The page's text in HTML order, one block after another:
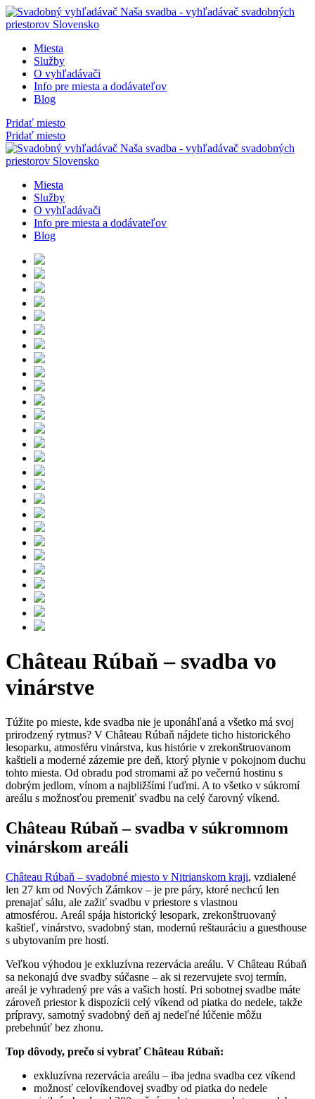
Miesta
Služby
O vyhľadávači
Info pre miesta a dodávateľov
Blog
Pridať miesto
Pridať miesto
Miesta
Služby
O vyhľadávači
Info pre miesta a dodávateľov
Blog
Château Rúbaň – svadba vo
vinárstve
Túžite po mieste, kde svadba nie je uponáhľaná a všetko má svoj
prirodzený rytmus? V Château Rúbaň nájdete ticho historického
lesoparku, atmosféru vinárstva, kus histórie v zrekonštruovanom
kaštieli a moderné zázemie pre deň, ktorý plynie v pokojnom duchu
tohto miesta. Od obradu pod stromami až po večernú hostinu s
dobrým jedlom, vínom a najbližšími ľuďmi. A to všetko v súkromí
areálu s možnosťou premeniť svadbu na celý čarovný víkend.
Château Rúbaň – svadba v súkromnom
vinárskom areáli
Château Rúbaň – svadobné miesto v Nitrianskom kraji, vzdialené
len 27 km od Nových Zámkov – je pre páry, ktoré nechcú len
prenajať sálu, ale zažiť svadbu v priestore s vlastnou
atmosférou. Areál spája historický lesopark, zrekonštruovaný
kaštieľ, vinárstvo, svadobný stan, modernú reštauráciu a guesthouse
s ubytovaním pre hostí.
Veľkou výhodou je exkluzívna rezervácia areálu. V Château Rúbaň
sa nekonajú dve svadby súčasne – ak si rezervujete svoj termín,
areál je vyhradený pre vás a vašich hostí. Pri sobotnej svadbe máte
zároveň priestor k dispozícii celý víkend od piatka do nedele, takže
prípravy, samotný svadobný deň aj nedeľné lúčenie môžu
prebehnúť bez zhonu.
Top dôvody, prečo si vybrať Château Rúbaň:
exkluzívna rezervácia areálu – iba jedna svadba cez víkend
možnosť celovíkendovej svadby od piatka do nedele